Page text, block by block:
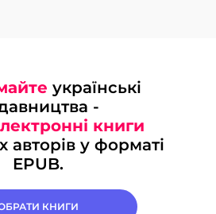
українські
-
книги
авторів у форматі
EPUB.
КНИГИ